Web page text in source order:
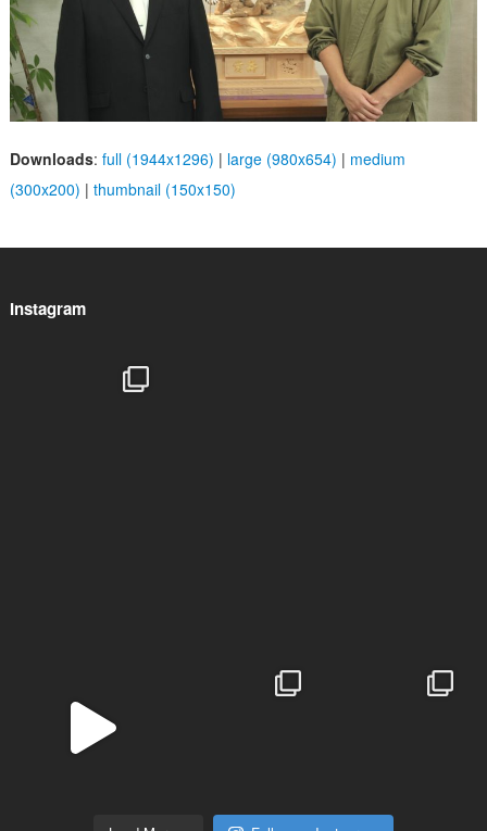
Downloads: full (1944x1296) | large (980x654) | medium
(300x200) | thumbnail (150x150)
Instagram